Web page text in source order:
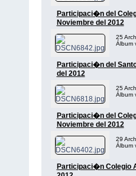
Participaci�n del
Noviembre del 2012
25
Álbum
Participaci�n del
del 2012
25
Álbum
Participaci�n del
Noviembre del 2012
29
Álbum
Participaci�n Colegio